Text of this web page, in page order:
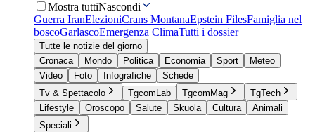
Mostra tuttiNascondi
Guerra IranElezioniCrans MontanaEpstein FilesFamiglia nel
boscoGarlascoEmergenza ClimaTutti i dossier
Tutte le notizie del giorno
Cronaca
Mondo Politica Economia Sport
Meteo
Video
Foto Infografiche
Schede
Tv & Spettacolo
TgcomLab TgcomMag
TgTech
Lifestyle
Oroscopo Salute Skuola Cultura
Animali
Speciali